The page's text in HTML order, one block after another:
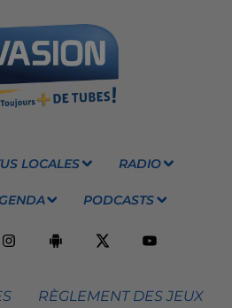
LOCALES RADIO
PODCASTS
RÈGLEMENT DES JEUX